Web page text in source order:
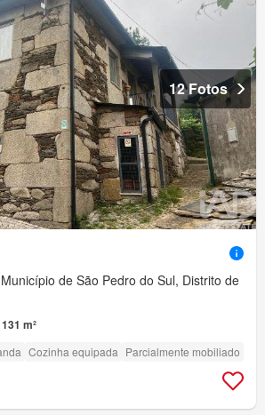
12 Fotos
de São Pedro do Sul, Distrito de
131 m²
Cozinha equipada Parcialmente mobiliado